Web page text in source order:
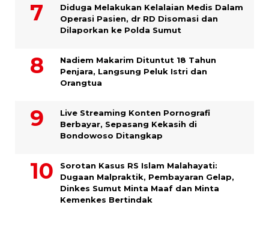
Diduga Melakukan Kelalaian Medis Dalam
Operasi Pasien, dr RD Disomasi dan
Dilaporkan ke Polda Sumut
​Nadiem Makarim Dituntut 18 Tahun
Penjara, Langsung Peluk Istri dan
Orangtua
Live Streaming Konten Pornografi
Berbayar, Sepasang Kekasih di
Bondowoso Ditangkap
Sorotan Kasus RS Islam Malahayati:
Dugaan Malpraktik, Pembayaran Gelap,
Dinkes Sumut Minta Maaf dan Minta
Kemenkes Bertindak